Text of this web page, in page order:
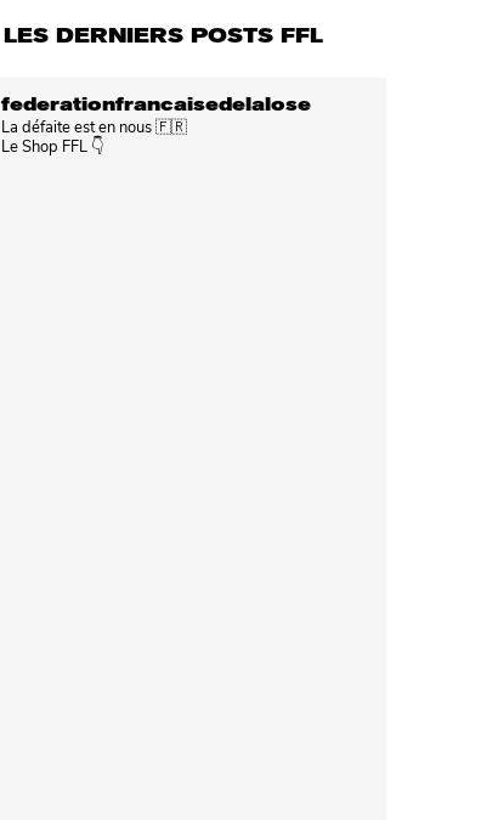
LES DERNIERS POSTS FFL
federationfrancaisedelalose
La défaite est en nous 🇫🇷
Le Shop FFL 👇